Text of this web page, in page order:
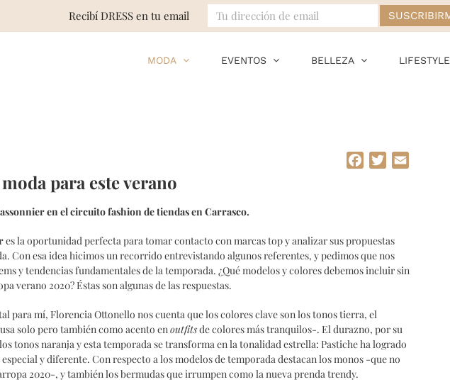
MODA EVENTOS BELLEZA LIFESTYLE
Facebook
Twitter
para este verano
en el circuito fashion de tiendas en Carrasco.
es la oportunidad perfecta para tomar contacto con marcas top y analizar sus propuestas
Con esa idea hicimos un recorrido entrevistando algunos referentes, y pedimos que nos
y tendencias fundamentales de la temporada. ¿Qué modelos y colores debemos incluir sin
verano 2020? Éstas son algunas de las respuestas.
para mí, Florencia Ottonello nos cuenta que los colores clave son los tonos tierra, el
solo pero también como acento enoutfitsde colores más tranquilos-. El durazno, por su
tonos naranja y esta temporada se transforma en la tonalidad estrella: Pastiche ha logrado
y diferente. Con respecto a los modelos de temporada destacan los monos -que no
2020-, y también los bermudas que irrumpen como la nueva prenda trendy.
Recibí DRESS en tu email